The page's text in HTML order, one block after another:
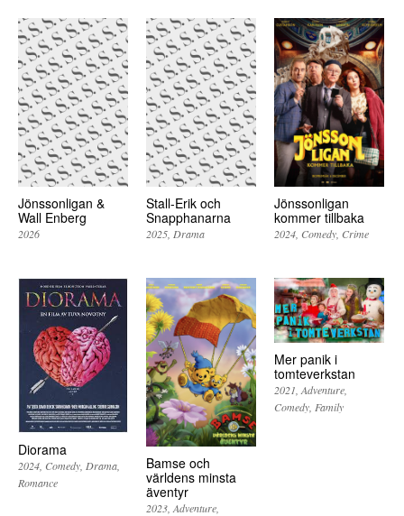
Jönssonligan &
Wall Enberg
2026
Stall-Erik och
Snapphanarna
2025 Drama
Jönssonligan
kommer tillbaka
2024 Comedy Crime
Diorama
2024 Comedy Drama
Romance
Bamse och
världens minsta
äventyr
2023 Adventure
Mer panik i
tomteverkstan
2021 Adventure
Comedy Family